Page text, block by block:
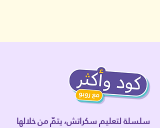
سلسلة لتعليم سكراتش، يتمّ من خلالها